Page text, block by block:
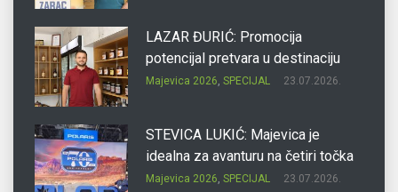
LAZAR ĐURIĆ: Promocija
potencijal pretvara u destinaciju
Majevica 2026, SPECIJAL 23.07.2026.
STEVICA LUKIĆ: Majevica je
idealna za avanturu na četiri točka
Majevica 2026, SPECIJAL 23.07.2026.